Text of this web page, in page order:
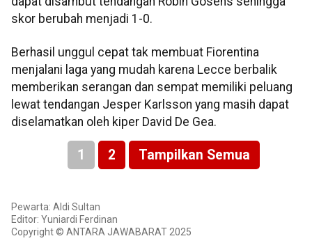
skor berubah menjadi 1-0.
Berhasil unggul cepat tak membuat Fiorentina
menjalani laga yang mudah karena Lecce berbalik
memberikan serangan dan sempat memiliki peluang
lewat tendangan Jesper Karlsson yang masih dapat
diselamatkan oleh kiper David De Gea.
1 2 Tampilkan Semua
Pewarta: Aldi Sultan
Editor: Yuniardi Ferdinan
Copyright © ANTARA JAWABARAT 2025